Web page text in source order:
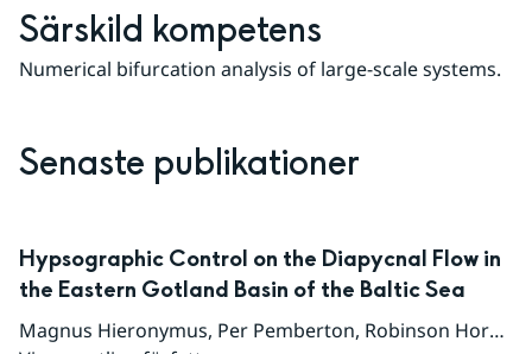
Särskild kompetens
Numerical bifurcation analysis of large-scale systems.
Senaste publikationer
Hypsographic Control on the Diapycnal Flow in
the Eastern Gotland Basin of the Baltic Sea
Magnus Hieronymus, Per Pemberton, Robinson Hordoir